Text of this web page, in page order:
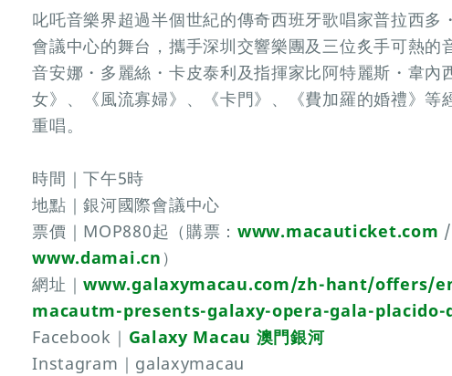
叱吒音樂界超過半個世紀的傳奇西班牙歌唱家普拉西多
會議中心的舞台，攜手深圳交響樂團及三位炙手可熱的
音安娜・多麗絲・卡皮泰利及指揮家比阿特麗斯・韋內
女》、《風流寡婦》、《卡門》、《費加羅的婚禮》等
重唱。
時間｜下午5時
地點｜銀河國際會議中心
票價｜MOP880起（購票：www.macauticket.com /
www.damai.cn ）
網址｜www.galaxymacau.com/zh-hant/offers/
macautm-presents-galaxy-opera-gala-
Facebook｜ Galaxy Macau 澳門銀河
Instagram｜galaxymacau